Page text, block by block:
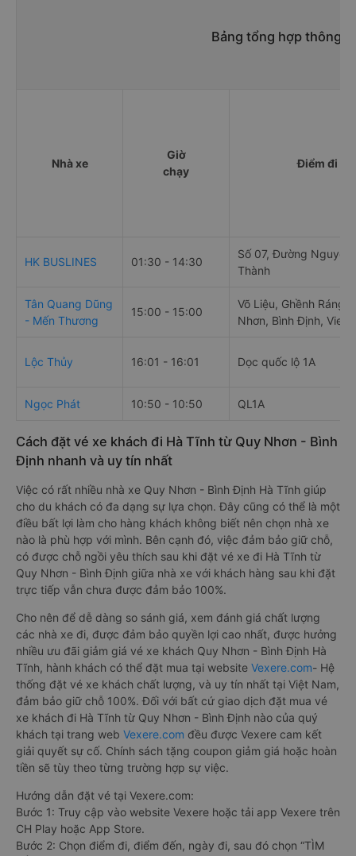
Bảng tổng hợp thông
Nhà xe
Giờ
chạy
Điểm đi
HK BUSLINES 01:30 - 14:30
Số 07, Đường Nguyễn
Thành
Tân Quang Dũng
- Mến Thương
15:00 - 15:00
Võ Liệu, Ghềnh Ráng,
Nhơn, Bình Định,
Lộc Thủy 16:01 - 16:01 Dọc quốc lộ 1A
Ngọc Phát 10:50 - 10:50 QL1A
Cách đặt vé xe khách đi Hà Tĩnh từ Quy Nhơn - Bình
Định nhanh và uy tín nhất
Việc có rất nhiều nhà xe Quy Nhơn - Bình Định Hà Tĩnh giúp
cho du khách có đa dạng sự lựa chọn. Đây cũng có thể là một
điều bất lợi làm cho hàng khách không biết nên chọn nhà xe
nào là phù hợp với mình. Bên cạnh đó, việc đảm bảo giữ chỗ,
có được chỗ ngồi yêu thích sau khi đặt vé xe đi Hà Tĩnh từ
Quy Nhơn - Bình Định giữa nhà xe với khách hàng sau khi đặt
trực tiếp vẫn chưa được đảm bảo 100%.
Cho nên để dễ dàng so sánh giá, xem đánh giá chất lượng
các nhà xe đi, được đảm bảo quyền lợi cao nhất, được hưởng
nhiều ưu đãi giảm giá vé xe khách Quy Nhơn - Bình Định Hà
Tĩnh, hành khách có thể đặt mua tại website Vexere.com- Hệ
thống đặt vé xe khách chất lượng, và uy tín nhất tại Việt Nam,
đảm bảo giữ chỗ 100%. Đối với bất cứ giao dịch đặt mua vé
xe khách đi Hà Tĩnh từ Quy Nhơn - Bình Định nào của quý
khách tại trang web Vexere.com đều được Vexere cam kết
giải quyết sự cố. Chính sách tặng coupon giảm giá hoặc hoàn
tiền sẽ tùy theo từng trường hợp sự việc.
Hướng dẫn đặt vé tại Vexere.com:
Bước 1: Truy cập vào website Vexere hoặc tải app Vexere trên
CH Play hoặc App Store.
Bước 2: Chọn điểm đi, điểm đến, ngày đi, sau đó chọn “TÌM